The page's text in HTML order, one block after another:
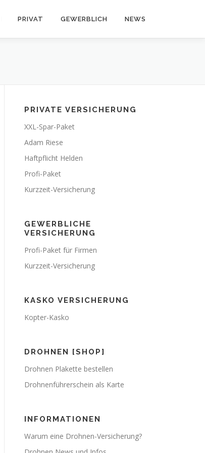
PRIVAT GEWERBLICH NEWS
PRIVATE VERSICHERUNG
XXL-Spar-Paket
Adam Riese
Haftpflicht Helden
Profi-Paket
Kurzzeit-Versicherung
GEWERBLICHE
VERSICHERUNG
Profi-Paket für Firmen
Kurzzeit-Versicherung
KASKO VERSICHERUNG
Kopter-Kasko
DROHNEN [SHOP]
Drohnen Plakette bestellen
Drohnenführerschein als Karte
INFORMATIONEN
Warum eine Drohnen-Versicherung?